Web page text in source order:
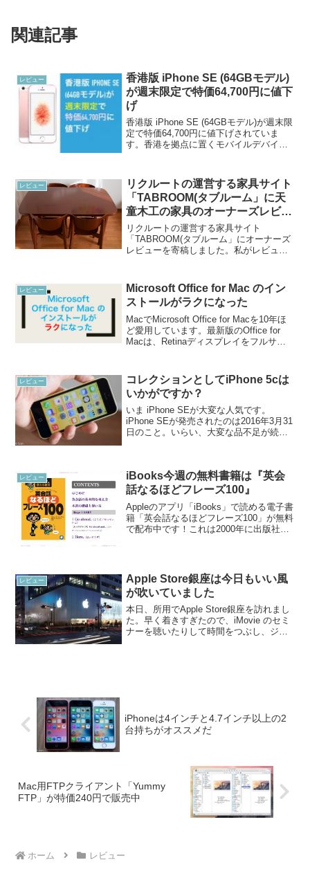
関連記事
レビュー
香港版 iPhone SE (64GBモデル)
が週末限定で特価64,700円に値下
げ
香港版 iPhone SE (64GBモデル)が週末限
定で特価64,700円に値下げされていま
す。香港を拠点に置くモバイルデバイス
います。香港版 iP...
レビュー
リクルートの運営する家具サイト
「TABROOM(タブルーム」に天
童木工の家具のオーナーズレビュ
ーを寄稿しました
リクルートの運営する家具サイト
「TABROOM(タブルーム」にオーナーズ
レビューを寄稿しました。私がレビュー
TABROOM(タブルーム)スタッキングチ
ェ...
レビュー
Microsoft Office for Mac のイン
ストールがラクになった
MacでMicrosoft Office for Macを10年ほ
ど愛用しています。最新版のOffice for
Macは、Retinaディスプレイをフルサポ
能が詰まっ...
レビュー
コレクションとしてiPhone 5cは
いかがですか？
いま iPhone SEが大変な人気です。
iPhone SEが発売されたのは2016年3月31
日のこと。いらい、大変な品不足が続い
レビュー
iBooks今週の無料書籍は『英会
話なるほどフレーズ100』
Appleのアプリ「iBooks」で読める電子書
籍「英会話なるほどフレーズ100」が無料
で配布中です！これは2000年に出版社ア
レビュー
Apple Store銀座は今日もいい風
が吹いていました
本日、所用でApple Store銀座を訪れまし
た。早く着きすぎたので、iMovie のセミ
ナーを聴いたりして時間をつぶし、ジー
iPhoneは4インチと4.7インチ以上の2
台持ちがオススメだ
Mac用FTPクライアント「Yummy
FTP」が特価240円で販売中
ホーム レビュー